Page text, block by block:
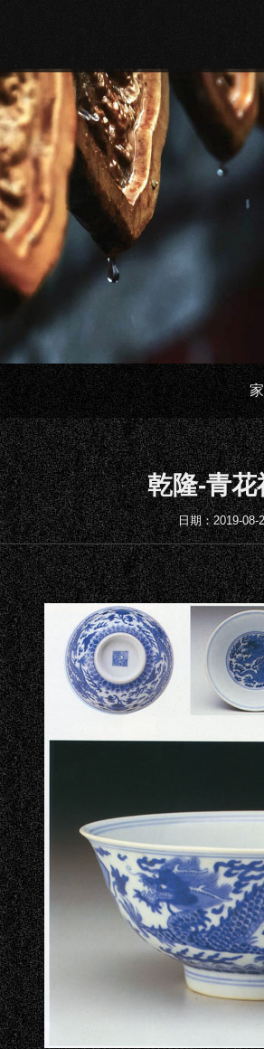
乾隆-青花
日期：2019-